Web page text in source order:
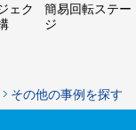
ェク
簡易回転ステー
ジ
その他の事例を探す